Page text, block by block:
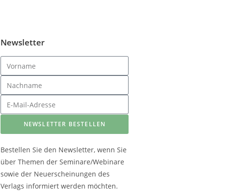
Newsletter
NEWSLETTER BESTELLEN
Bestellen Sie den Newsletter, wenn Sie
über Themen der Seminare/Webinare
sowie der Neuerscheinungen des
Verlags informiert werden möchten.